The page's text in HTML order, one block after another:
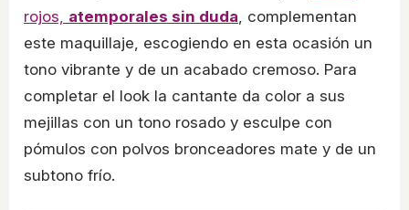
rojos, atemporales sin duda , complementan
este maquillaje, escogiendo en esta ocasión un
tono vibrante y de un acabado cremoso. Para
completar el look la cantante da color a sus
mejillas con un tono rosado y esculpe con
pómulos con polvos bronceadores mate y de un
subtono frío.